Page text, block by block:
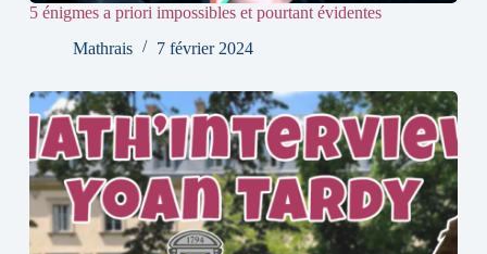
5 énigmes a priori impossibles et pourtant évidentes
Mathrais
7 février 2024